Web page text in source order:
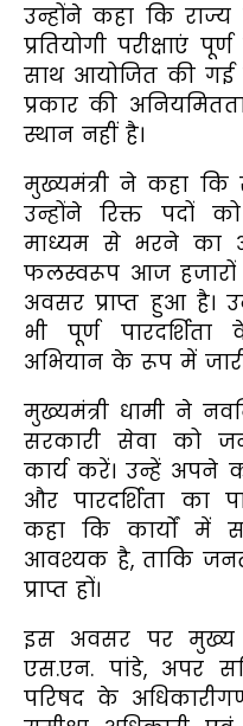
उन्होंने कहा कि
प्रतियोगी परीक्षाएं
साथ आयोजित की गई
प्रकार की
स्थान नहीं है।
मुख्यमंत्री ने कहा
उन्होंने रिक्त पदों को
माध्यम से भरने का
फलस्वरूप आज हजारों
अवसर प्राप्त हुआ है।
भी पूर्ण
अभियान के रूप में
मुख्यमंत्री धामी ने
सरकारी सेवा को
कार्य करें। उन्हें अपने
और पारदर्शिता का
कहा कि कार्यों में
आवश्यक है, ताकि
प्राप्त हों।
इस अवसर पर मुख्य
एस.एन. पांडे, अपर
परिषद के